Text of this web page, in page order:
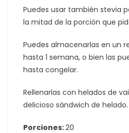
Puedes usar también stevia
la mitad de la porción que
Puedes almacenarlas en un
hasta 1 semana, o bien las
hasta congelar.
Rellenarlas con helados de
delicioso sándwich de helado.
Porciones:20